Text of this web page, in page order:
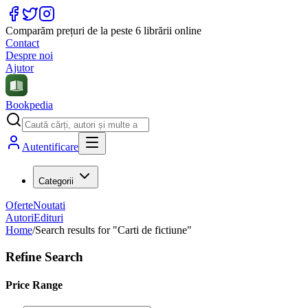
Comparăm prețuri de la peste 6 librării online
Contact
Despre noi
Ajutor
Bookpedia
Autentificare
Categorii
OferteNoutati
AutoriEdituri
Home/Search results for "Carti de fictiune"
Refine Search
Price Range